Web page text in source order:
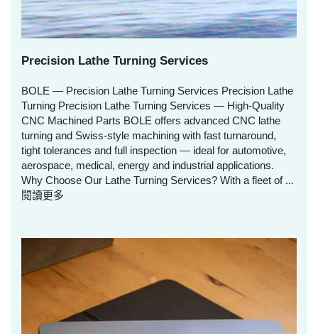
Precision Lathe Turning Services
BOLE — Precision Lathe Turning Services Precision Lathe
Turning Precision Lathe Turning Services — High‑Quality
CNC Machined Parts BOLE offers advanced CNC lathe
turning and Swiss‑style machining with fast turnaround,
tight tolerances and full inspection — ideal for automotive,
aerospace, medical, energy and industrial applications.
Why Choose Our Lathe Turning Services? With a fleet of ...
閱讀更多